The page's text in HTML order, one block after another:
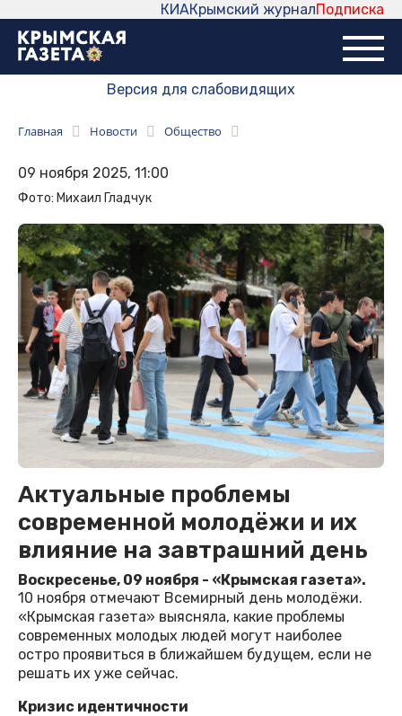
Подписка
Крымский журнал
КИА
Версия для слабовидящих
Главная Новости Общество
09 ноября 2025, 11:00
Фото: Михаил Гладчук
Актуальные проблемы
современной молодёжи и их
влияние на завтрашний день
Воскресенье, 09 ноября - «Крымская газета».
10 ноября отмечают Всемирный день молодёжи.
«Крымская газета» выясняла, какие проблемы
современных молодых людей могут наиболее
остро проявиться в ближайшем будущем, если не
решать их уже сейчас.
Кризис идентичности